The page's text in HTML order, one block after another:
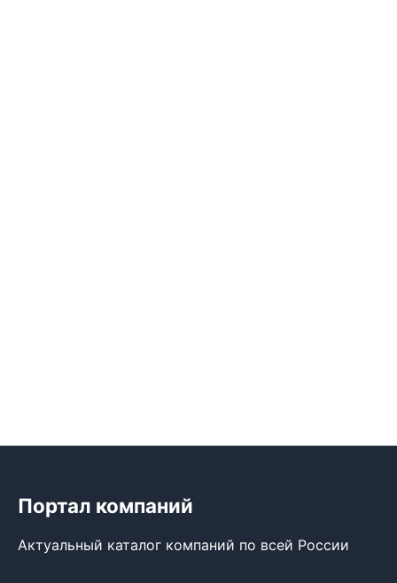
Портал компаний
Актуальный каталог компаний по всей России